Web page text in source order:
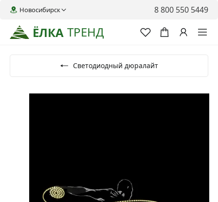
ЁЛКА ТРЕНД
Новосибирск 8 800 550 5449
Светодиодный дюралайт